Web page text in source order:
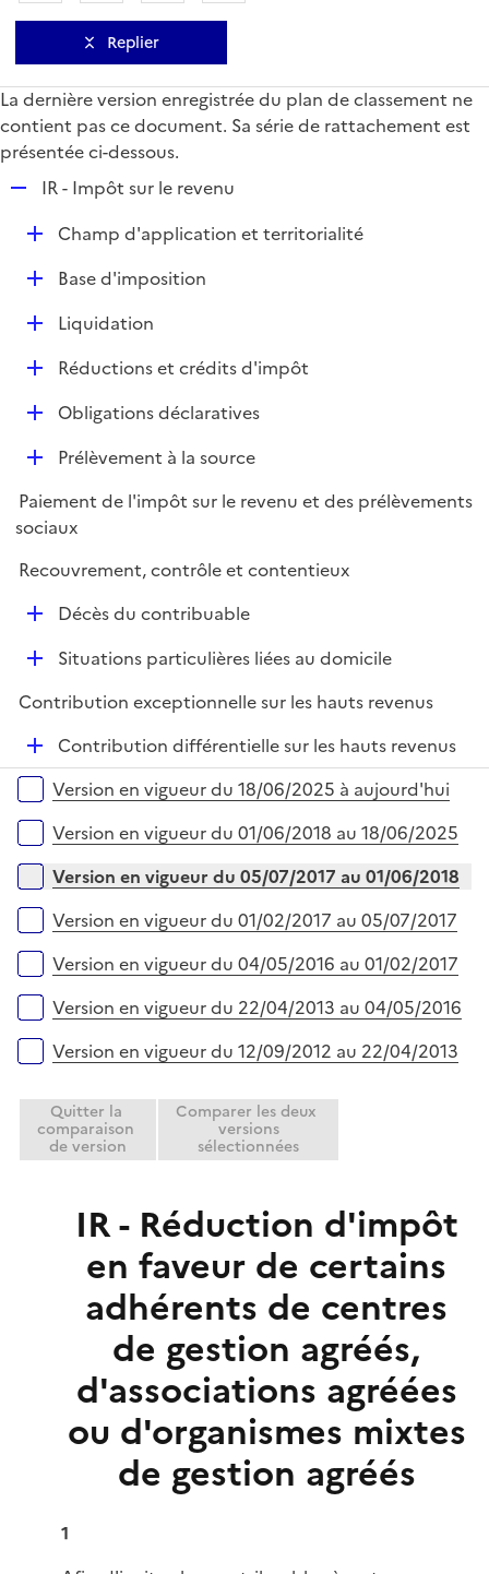
Replier
La dernière version enregistrée du plan de classement ne
contient pas ce document. Sa série de rattachement est
présentée ci-dessous.
p
l
i
e
IR - Impôt sur le revenu
DChamp d'application et territorialité
DBase d'imposition
DLiquidation
D
e
r
Réductions et crédits d'impôt
D
i
e
r
Obligations déclaratives
D
p
l
i
Prélèvement à la source
Paiement de l'impôt sur le revenu et des prélèvements
sociaux
Recouvrement, contrôle et contentieux
D
i
r
Décès du contribuable
D
p
i
e
Situations particulières liées au domicile
Contribution exceptionnelle sur les hauts revenus
D
é
p
e
Contribution différentielle sur les hauts revenus
Versions sur la période
Version en vigueur du 18/06/2025 à aujourd'hui
Version en vigueur du 01/06/2018 au 18/06/2025
Version en vigueur du 05/07/2017 au 01/06/2018
Version en vigueur du 01/02/2017 au 05/07/2017
Version en vigueur du 04/05/2016 au 01/02/2017
Version en vigueur du 22/04/2013 au 04/05/2016
Version en vigueur du 12/09/2012 au 22/04/2013
Quitter la
comparaison
de version
Comparer les deux
versions
sélectionnées
IR - Réduction d'impôt
en faveur de certains
adhérents de centres
de gestion agréés,
d'associations agréées
ou d'organismes mixtes
de gestion agréés
1